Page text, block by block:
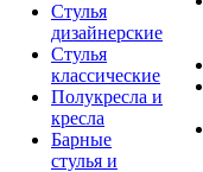
Стулья
дизайнерские
Стулья
классические
Полукресла и
кресла
Барные
стулья и